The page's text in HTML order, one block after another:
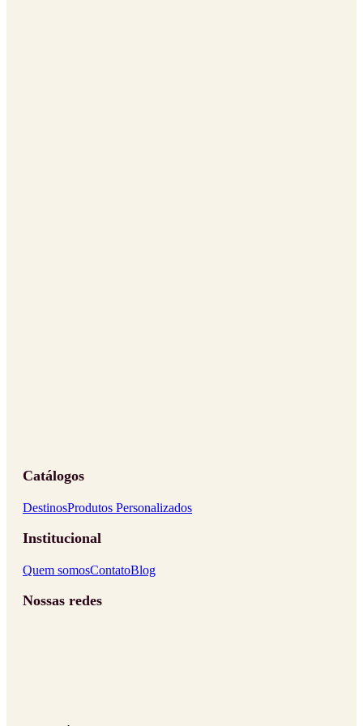
Catálogos
DestinosProdutos Personalizados
Institucional
Quem somosContatoBlog
Nossas redes